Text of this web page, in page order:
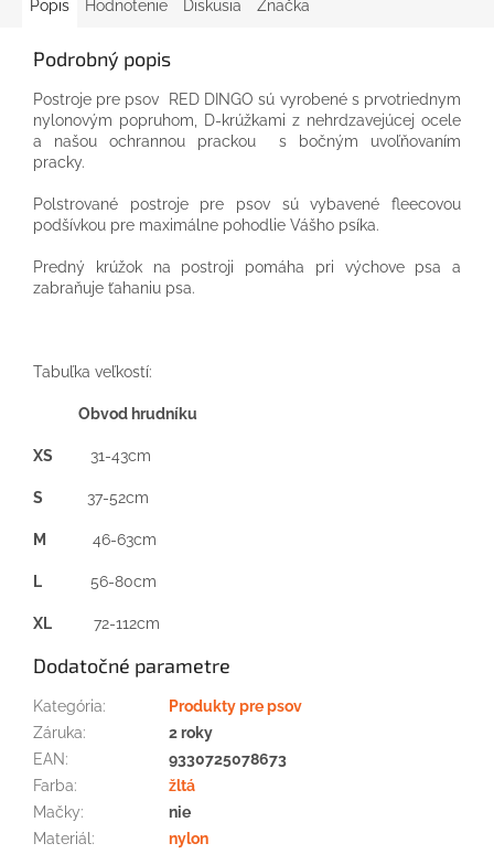
Popis Hodnotenie Diskusia Značka
Podrobný popis
Postroje pre psov RED DINGO sú vyrobené s prvotriednym
nylonovým popruhom, D-krúžkami z nehrdzavejúcej ocele
a našou ochrannou prackou s bočným uvoľňovaním
pracky.
Polstrované postroje pre psov sú vybavené fleecovou
podšívkou pre maximálne pohodlie Vášho psíka.
Predný krúžok na postroji pomáha pri výchove psa a
zabraňuje ťahaniu psa.
Tabuľka veľkostí:
Obvod hrudníku
XS 31-43cm
S 37-52cm
M 46-63cm
L 56-80cm
XL 72-112cm
Dodatočné parametre
Kategória:
Produkty pre psov
Záruka:
2 roky
EAN:
9330725078673
Farba:
žltá
Mačky:
nie
Materiál :
nylon